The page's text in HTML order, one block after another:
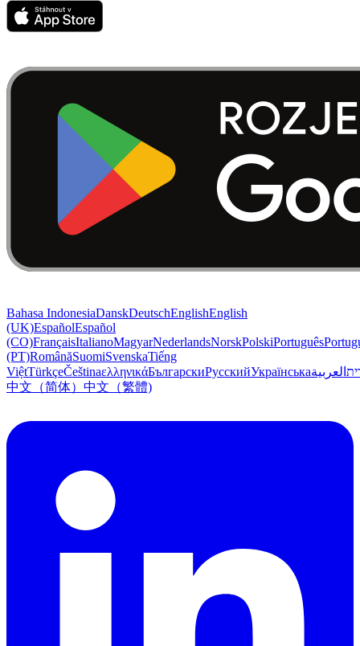
Bahasa IndonesiaDanskDeutschEnglishEnglish
(UK)EspañolEspañol
(CO)FrançaisItalianoMagyarNederlandsNorskPolskiPortuguês
(PT)RomânăSuomiSvenskaTiếng
ViệtTürkçeČeštinaελληνικάБългарскиРусскийУкраїнськаالعربية
中文（简体） 中文（繁體)